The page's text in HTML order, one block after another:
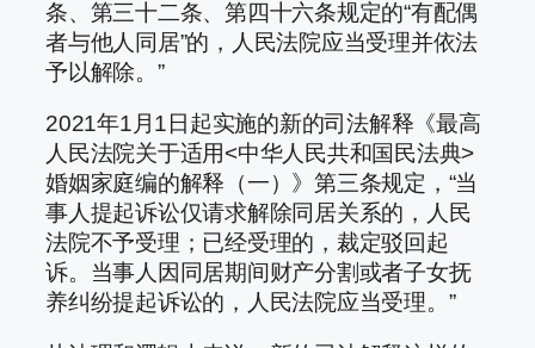
条、第三十二条、第四十六条规定的“有配偶
者与他人同居”的，人民法院应当受理并依法
予以解除。”
2021年1月1日起实施的新的司法解释《最高
人民法院关于适用<中华人民共和国民法典>
婚姻家庭编的解释（一）》第三条规定，“当
事人提起诉讼仅请求解除同居关系的，人民
法院不予受理；已经受理的，裁定驳回起
诉。当事人因同居期间财产分割或者子女抚
养纠纷提起诉讼的，人民法院应当受理。”